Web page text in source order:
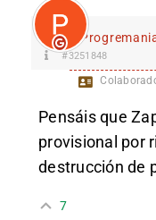
#3251848
Pensáis que
provisional por
destrucción de
7